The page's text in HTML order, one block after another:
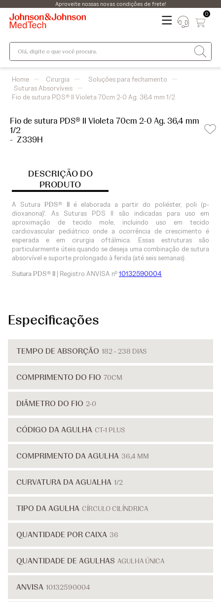
Aproveite nossas novas condições de frete!
0
Olá, digite o que você procura.
Cirurgia
Soluções para fechamento
Suturas Absorvíveis
Fio de sutura PDS® II Violeta 70cm 2-0 Ag. 36,4 mm 1/2
Fio de sutura PDS® II Violeta 70cm 2-0 Ag. 36,4 mm
1/2
- Z339H
DESCRIÇÃO DO
PRODUTO
A Sutura PDS® IIé elaborada a partir do poliéster, poli (p-
dioxanona)¹. As Suturas PDS II são indicadas para uso em
aproximação de tecido mole, incluindo uso em tecido
cardiovascular pediátrico onde a ocorrência de crescimento é
esperada e em cirurgia oftálmica. Essas estruturas são
particularmente úteis quando se deseja uma combinação de sutura
absorvível e suporte prolongado à ferida (até seis semanas).
Sutura PDS® II | Registro ANVISA nº10132590004
Especificações
TEMPO DE ABSORÇÃO 182 - 238 DIAS
COMPRIMENTO DO FIO 70CM
DIÂMETRO DO FIO 2-0
CÓDIGO DA AGULHA CT-1 PLUS
COMPRIMENTO DA AGULHA 36,4 MM
CURVATURA DA AGUALHA 1/2
TIPO DA AGULHA CÍRCULO CILÍNDRICA
QUANTIDADE POR CAIXA 36
QUANTIDADE DE AGULHAS AGULHA ÚNICA
ANVISA 10132590004